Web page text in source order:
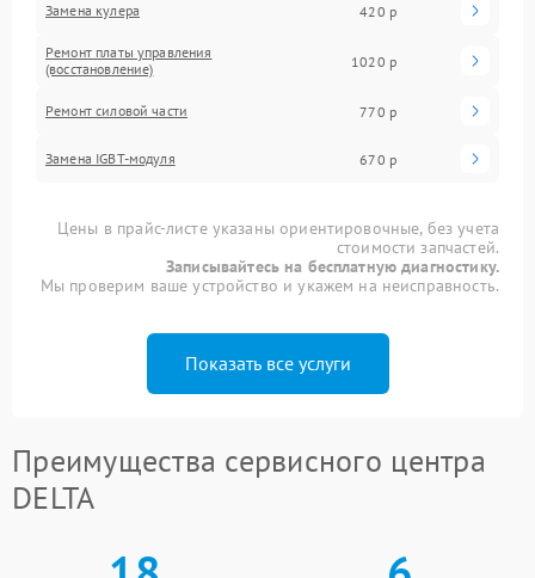
Замена кулера 420 р
Ремонт платы управления
(восстановление)
1020 р
Ремонт силовой части 770 р
Замена IGBT-модуля 670 р
Цены в прайс-листе указаны ориентировочные, без учета
стоимости запчастей.
Записывайтесь на бесплатную диагностику.
Мы проверим ваше устройство и укажем на неисправность.
Показать все услуги
Преимущества сервисного центра
DELTA